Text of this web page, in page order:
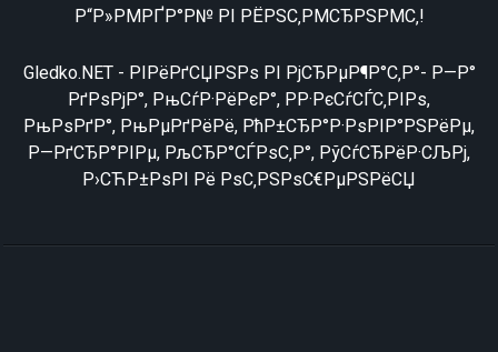
Р“Р»РΜРҐР°Р№ РІ РЁРЅС‚РΜСЂРЅРΜС‚!
Gledko.NET - РІРёРґСЏРЅРѕ РІ РјСЂРµР¶Р°С‚Р°- Р—Р°
РґРѕРјР°, РњСѓР·РёРєР°, РР·РєСѓСЃС‚РІРѕ,
РњРѕРґР°, РњРµРґРёРё, РћР±СЂР°Р·РѕРІР°РЅРёРµ,
Р—РґСЂР°РІРµ, РљСЂР°СЃРѕС‚Р°, РўСѓСЂРёР·СЉРј,
Р›СЋР±РѕРІ Рё РѕС‚РЅРѕС€РµРЅРёСЏ